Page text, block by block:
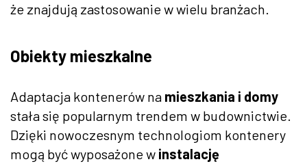
że znajdują zastosowanie w wielu branżach.
Obiekty mieszkalne
Adaptacja kontenerów na mieszkania i domy
stała się popularnym trendem w budownictwie.
Dzięki nowoczesnym technologiom kontenery
mogą być wyposażone w instalację